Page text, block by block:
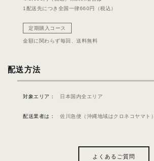
1配送先につき全国一律660円（税込）
定期購入コース
金額に関わらず毎回、 送料無料
配送方法
対象エリア： 日本国内全エリア
配送業者は： 佐川急便（沖縄地域はクロネコヤマト）
よくあるご質問